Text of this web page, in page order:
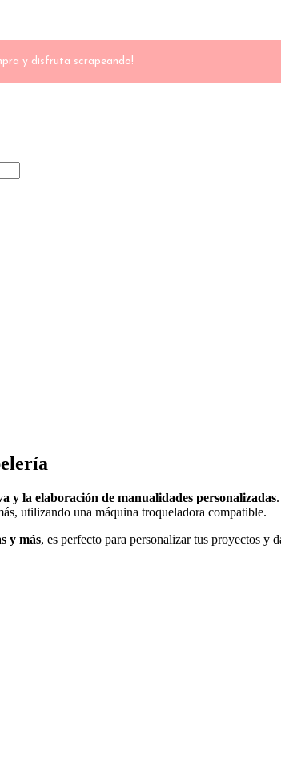
y disfruta scrapeando!
y la elaboración de manualidades personalizadas
utilizando una máquina troqueladora compatible.
y más, es perfecto para personalizar tus proyectos y